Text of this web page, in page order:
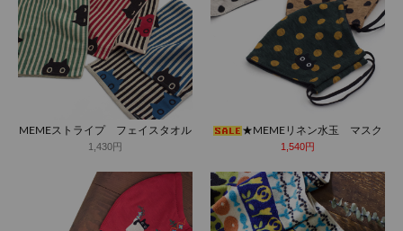
MEMEストライプ フェイスタオル
1,430円
★MEMEリネン水玉 マスク
1,540円